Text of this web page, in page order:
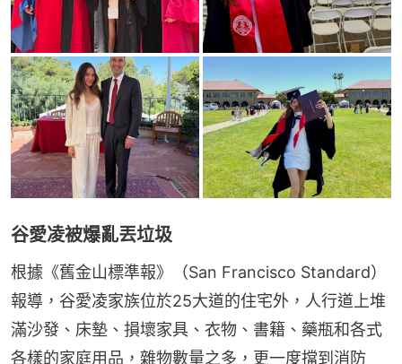
谷愛凌被爆亂丟垃圾
根據《舊金山標準報》（San Francisco Standard）
報導，谷愛凌家族位於25大道的住宅外，人行道上堆
滿沙發、床墊、損壞家具、衣物、書籍、藥瓶和各式
各樣的家庭用品，雜物數量之多，更一度擋到消防